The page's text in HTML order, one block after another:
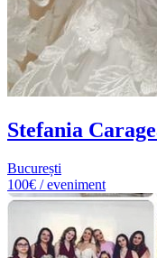
Stefania
București
100€ / eveniment